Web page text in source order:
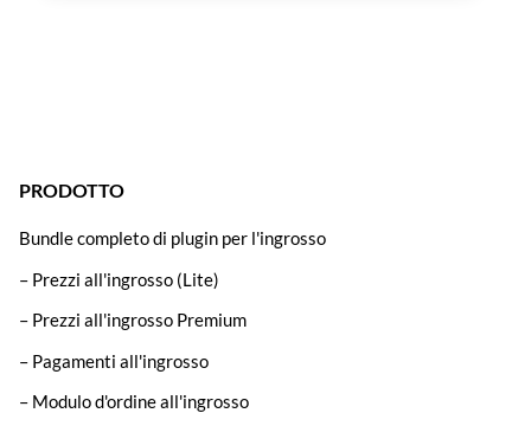
PRODOTTO
Bundle completo di plugin per l'ingrosso
– Prezzi all'ingrosso (Lite)
– Prezzi all'ingrosso Premium
– Pagamenti all'ingrosso
– Modulo d'ordine all'ingrosso